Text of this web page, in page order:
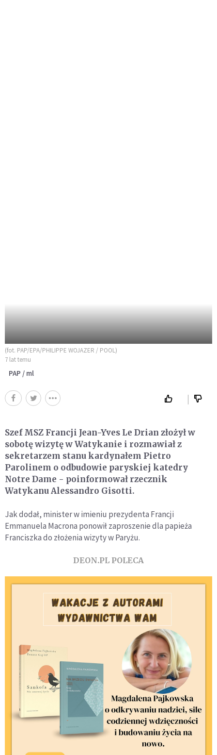
(fot. PAP/EPA/PHILIPPE WOJAZER / POOL)
7 lat temu
PAP / ml
Szef MSZ Francji Jean-Yves Le Drian złożył w
sobotę wizytę w Watykanie i rozmawiał z
sekretarzem stanu kardynałem Pietro
Parolinem o odbudowie paryskiej katedry
Notre Dame - poinformował rzecznik
Watykanu Alessandro Gisotti.
Jak dodał, minister w imieniu prezydenta Francji
Emmanuela Macrona ponowił zaproszenie dla papieża
Franciszka do złożenia wizyty w Paryżu.
DEON.PL POLECA